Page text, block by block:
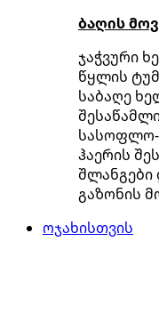
ბაღის
ჯაჭვური
წყლის
საბაღე
სასოფლო-
ჰაერის
შლანგები
გაზონის
ოჯახისთვის